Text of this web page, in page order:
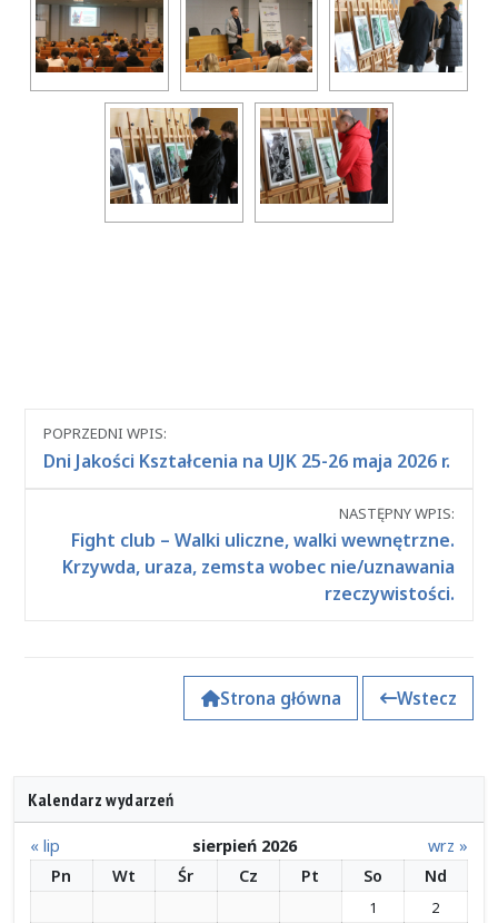
Nawigacja
między
POPRZEDNI WPIS:
Dni Jakości Kształcenia na UJK 25-26 maja 2026 r.
NASTĘPNY WPIS:
Fight club – Walki uliczne, walki wewnętrzne.
Krzywda, uraza, zemsta wobec nie/uznawania
rzeczywistości.
Strona główna Wstecz
Kalendarz wydarzeń
« lip sierpień 2026
wrz »
Pn
Wt Śr Cz Pt So Nd
1
2